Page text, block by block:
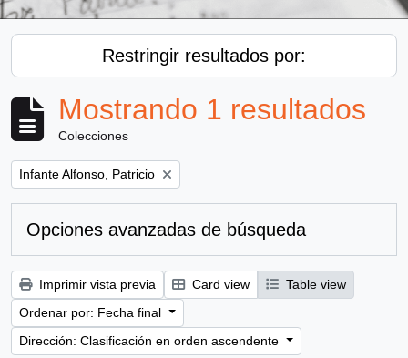
Restringir resultados por:
Mostrando 1 resultados
Colecciones
Remove filter:
Infante Alfonso, Patricio
Opciones avanzadas de búsqueda
Imprimir vista previa Card view
Table view
Ordenar por: Fecha final
Dirección: Clasificación en orden ascendente